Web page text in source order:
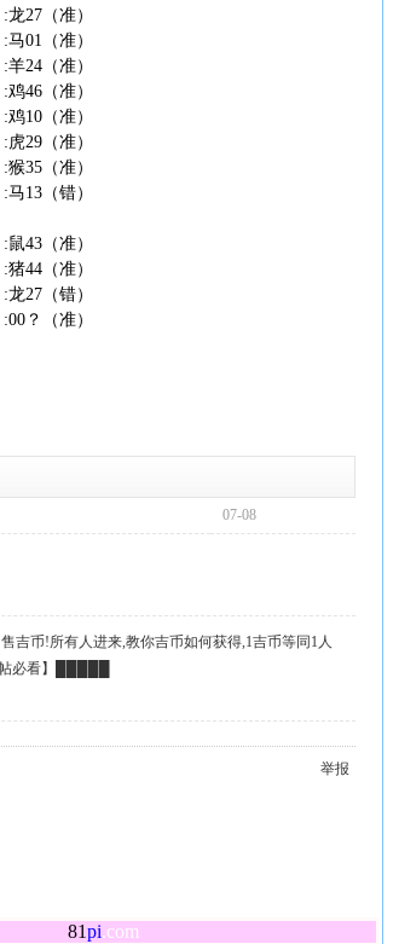
27（准）
01（准）
24（准）
46（准）
10（准）
29（准）
35（准）
13（错）
43（准）
44（准）
27（错）
？（准）
07-08
吉币!所有人进来,教你吉币如何获得,1吉币等同1人
必看】█████
举报
81pi.com